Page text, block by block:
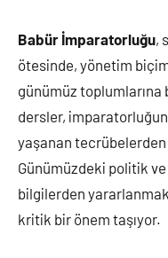
Babür İmparatorluğu,
ötesinde, yönetim
günümüz toplumlarına
dersler,
yaşanan
Günümüzdeki politik
bilgilerden
kritik bir önem taşıyor.